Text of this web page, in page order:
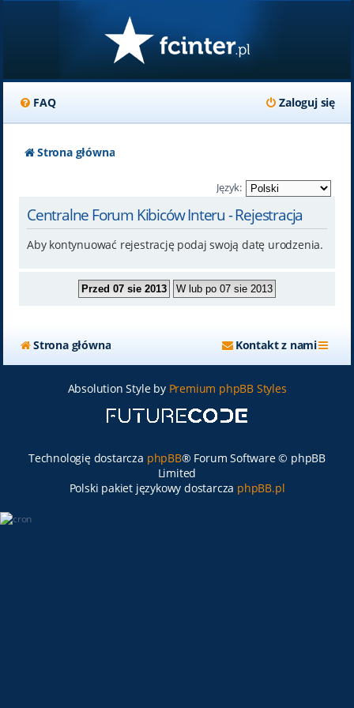
FAQ Zaloguj się
Strona główna
Język:
Centralne Forum Kibiców Interu - Rejestracja
Aby kontynuować rejestrację podaj swoją datę urodzenia.
Strona główna Kontakt z nami
Absolution Style by Premium phpBB Styles
Technologię dostarcza phpBB® Forum Software © phpBB
Limited
Polski pakiet językowy dostarcza phpBB.pl